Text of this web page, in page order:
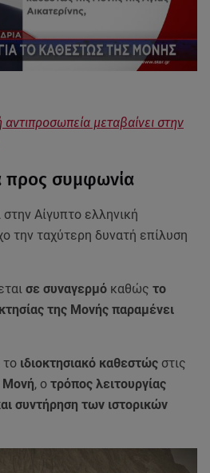
μεταβαίνει στην
προς συμφωνία
Αίγυπτο ελληνική
την ταχύτερη δυνατή επίλυση
σε συναγερμό καθώς το
της Μονής παραμένει
το ιδιοκτησιακό καθεστώς στις
Μονή, ο τρόπος λειτουργίας
συντήρηση των ιστορικών